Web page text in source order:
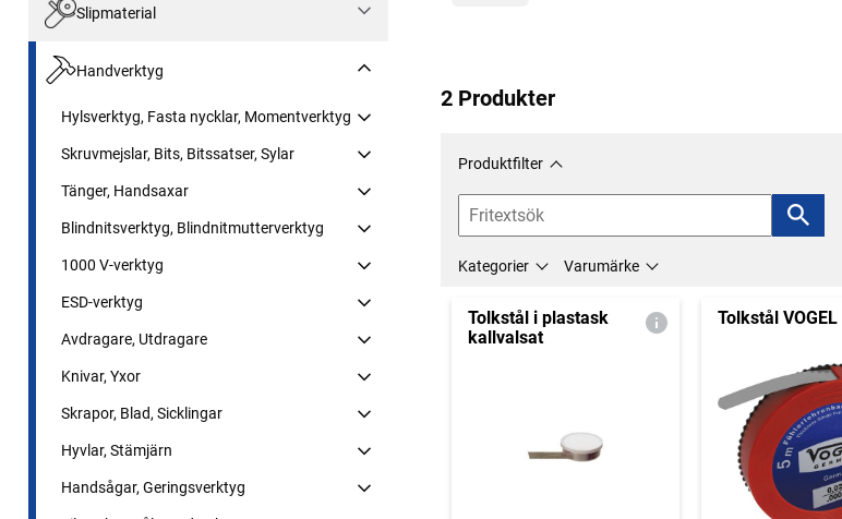
Slipmaterial
Handverktyg
Hylsverktyg, Fasta nycklar, Momentverktyg
Skruvmejslar, Bits, Bitssatser, Sylar
Tänger, Handsaxar
Blindnitsverktyg, Blindnitmutterverktyg
1000 V-verktyg
ESD-verktyg
Avdragare, Utdragare
Knivar, Yxor
Skrapor, Blad, Sicklingar
Hyvlar, Stämjärn
Handsågar, Geringsverktyg
2 Produkter
Produktfilter
Kategorier Varumärke
Tolkstål i plastask
kallvalsat
Tolkstål VOGEL